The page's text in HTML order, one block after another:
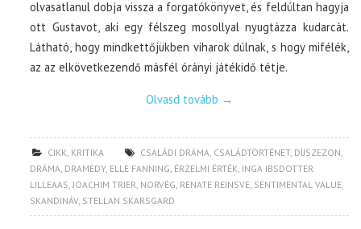
olvasatlanul dobja vissza a forgatókönyvet, és feldúltan hagyja
ott Gustavot, aki egy félszeg mosollyal nyugtázza kudarcát.
Látható, hogy mindkettőjükben viharok dúlnak, s hogy mifélék,
az az elkövetkezendő másfél órányi játékidő tétje.
Olvasd tovább →
CIKK KRITIKA CSALÁDI DRÁMA CSALÁDTÖRTÉNET, DÍJSZEZON
DRÁMA DRAMEDY, ELLE FANNING ÉRZELMI ÉRTÉK INGA IBSDOTTER
LILLEAAS JOACHIM TRIER NORVÉG RENATE REINSVE SENTIMENTAL VALUE
SKANDINÁV, STELLAN SKARSGARD